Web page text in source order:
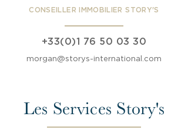
CONSEILLER IMMOBILIER STORY'S
+33(0)1 76 50 03 30
morgan@storys-international.com
Les Services Story's